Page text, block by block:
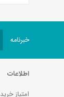
خبرنامه
اطلاعات
امتیاز خرید